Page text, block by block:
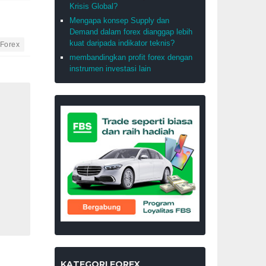
Krisis Global?
Mengapa konsep Supply dan
Demand dalam forex dianggap lebih
kuat daripada indikator teknis?
membandingkan profit forex dengan
instrumen investasi lain